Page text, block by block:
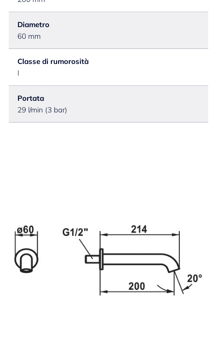
Diametro
60 mm
Classe di rumorosità
I
Portata
29 l/min (3 bar)